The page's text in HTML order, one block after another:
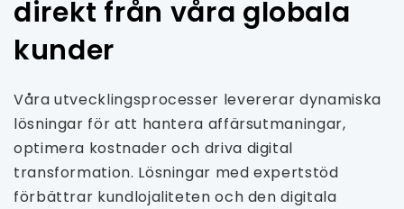
direkt från våra globala
kunder
Våra utvecklingsprocesser levererar dynamiska
lösningar för att hantera affärsutmaningar,
optimera kostnader och driva digital
transformation. Lösningar med expertstöd
förbättrar kundlojaliteten och den digitala